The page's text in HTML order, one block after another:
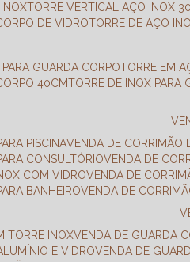
TORRE VERTICAL AÇO INOX
DE VIDRO TORRE DE AÇO
PARA GUARDA CORPO TORRE EM
40CM TORRE DE INOX
PISCINA
VENDA DE CORRIMÃO
CONSULTÓRIO
VENDA DE
COM VIDRO
VENDA DE
BANHEIRO
VENDA DE
TORRE INOX
VENDA DE GUARDA
E VIDRO
VENDA DE